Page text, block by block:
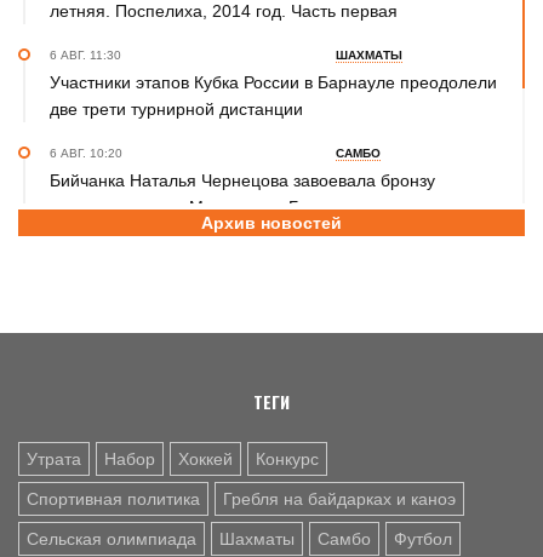
летняя. Поспелиха, 2014 год. Часть первая
6 АВГ. 11:30 ШАХМАТЫ
Участники этапов Кубка России в Барнауле преодолели
две трети турнирной дистанции
6 АВГ. 10:20 САМБО
Бийчанка Наталья Чернецова завоевала бронзу
международного Мемориала Бурдикова
Архив новостей
ТЕГИ
Утрата Набор Хоккей Конкурс
Спортивная политика Гребля на байдарках и каноэ
Сельская олимпиада Шахматы Самбо Футбол